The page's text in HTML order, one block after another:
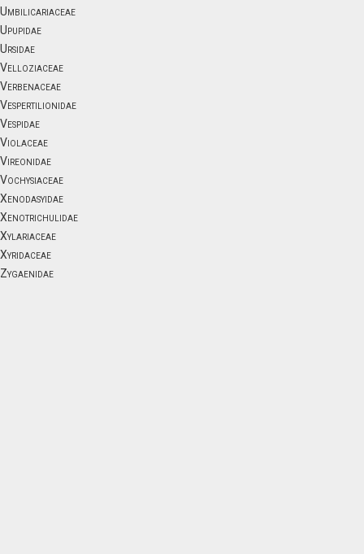
Umbilicariaceae
Upupidae
Ursidae
Velloziaceae
Verbenaceae
Vespertilionidae
Vespidae
Violaceae
Vireonidae
Vochysiaceae
Xenodasyidae
Xenotrichulidae
Xylariaceae
Xyridaceae
Zygaenidae